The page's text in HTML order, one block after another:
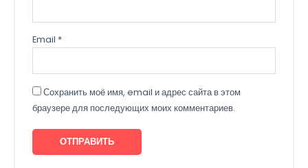
Email *
Сохранить моё имя, email и адрес сайта в этом
браузере для последующих моих комментариев.